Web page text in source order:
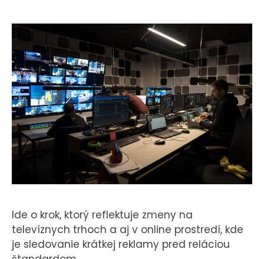
KONTAKT
Ide o krok, ktorý reflektuje zmeny na
televíznych trhoch a aj v online prostredí, kde
je sledovanie krátkej reklamy pred reláciou